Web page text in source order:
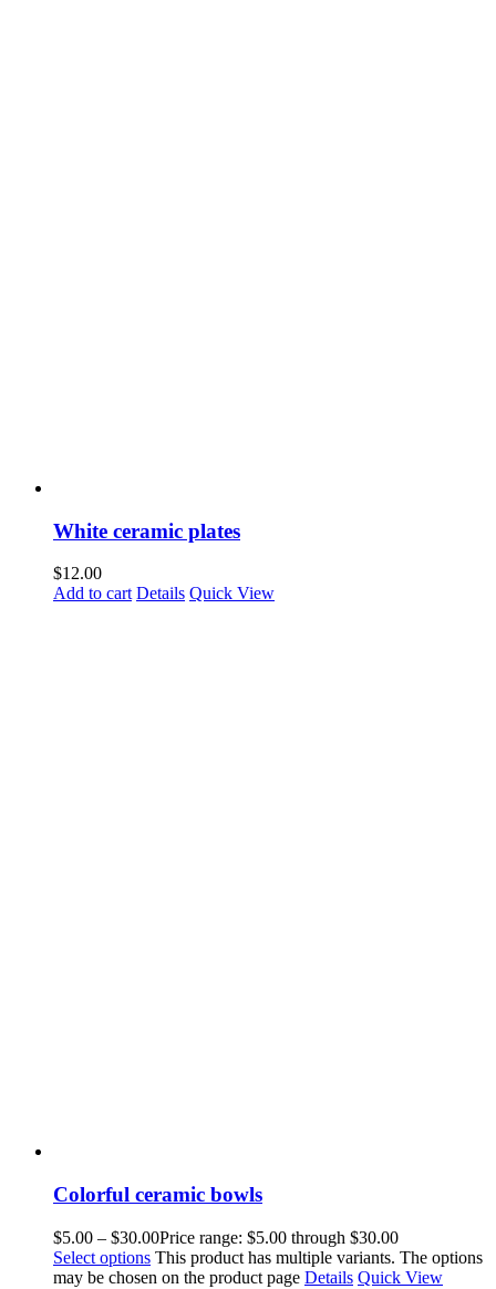
White ceramic plates
$12.00
Add to cart Details Quick View
Colorful ceramic bowls
$5.00 – $30.00Price range: $5.00 through $30.00
Select options This product has multiple variants. The options
may be chosen on the product page Details Quick View